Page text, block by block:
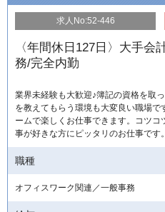
求人No:52-446
〈年間休日127日〉大手会
務/完全内勤
業界未経験も大歓迎♪簿記の資格を取
を教えてもらう環境も大変良い職場
ームで楽しくお仕事できます。コツ
事が好きな方にピッタリのお仕事です。
職種
オフィスワーク関連／一般事務